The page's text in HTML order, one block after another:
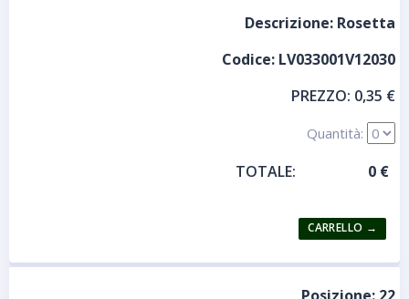
Descrizione: Rosetta
Codice: LV033001V12030
PREZZO: 0,35 €
Quantità:
TOTALE: